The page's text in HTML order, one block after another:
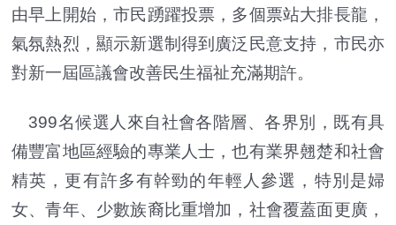
由早上開始，市民踴躍投票，多個票站大排長龍，
氣氛熱烈，顯示新選制得到廣泛民意支持，市民亦
對新一屆區議會改善民生福祉充滿期許。
399名候選人來自社會各階層、各界別，既有具
備豐富地區經驗的專業人士，也有業界翹楚和社會
精英，更有許多有幹勁的年輕人參選，特別是婦
女、青年、少數族裔比重增加，社會覆蓋面更廣，